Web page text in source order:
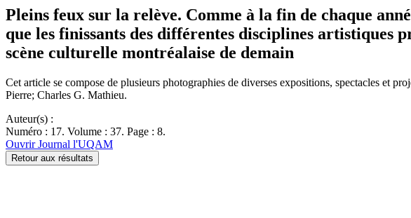
Pleins feux sur la relève. Comme à la fin de chaque
que les finissants des différentes disciplines artistiques
scène culturelle montréalaise de demain
Cet article se compose de plusieurs photographies de diverses expositions, spectacles et
Pierre; Charles G. Mathieu.
Auteur(s) :
Numéro : 17. Volume : 37. Page : 8.
Ouvrir Journal l'UQAM
Retour aux résultats